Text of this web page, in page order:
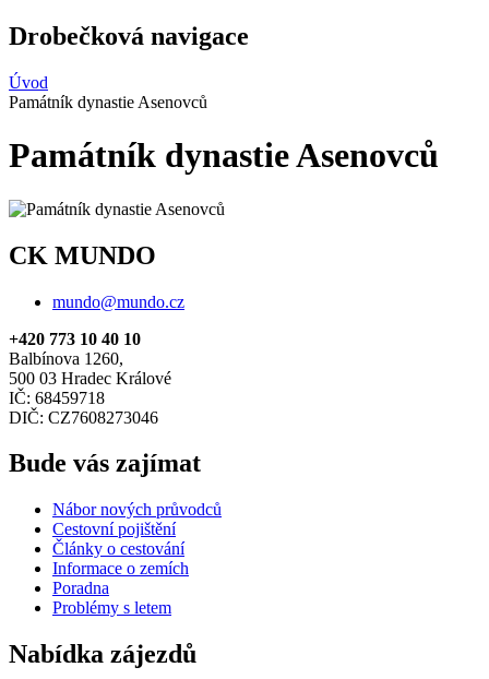
Drobečková navigace
Úvod
Památník dynastie Asenovců
Památník dynastie Asenovců
CK MUNDO
mundo@mundo.cz
+420 773 10 40 10
Balbínova 1260,
500 03 Hradec Králové
IČ: 68459718
DIČ: CZ7608273046
Bude vás zajímat
Nábor nových průvodců
Cestovní pojištění
Články o cestování
Informace o zemích
Poradna
Problémy s letem
Nabídka zájezdů